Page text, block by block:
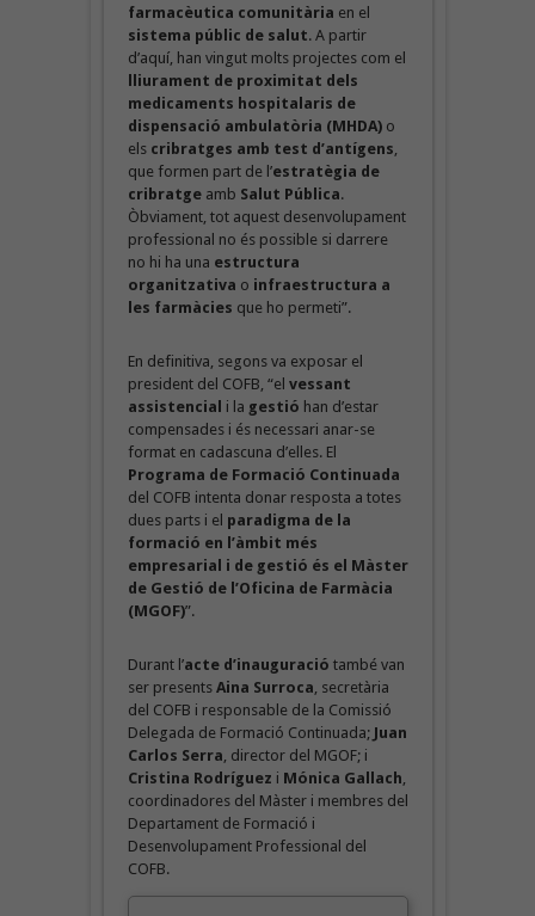
farmacèutica comunitària en el
sistema públic de salut. A partir
d’aquí, han vingut molts projectes com el
lliurament de proximitat dels
medicaments hospitalaris de
dispensació ambulatòria (MHDA)o
els cribratges amb test d’antígens
que formen part de l’estratègia de
cribratge amb Salut Pública.
Òbviament, tot aquest desenvolupament
professional no és possible si darrere
no hi ha una estructura
organitzativa o infraestructura a
les farmàcies que ho permeti”.
En definitiva, segons va exposar el
president del COFB, “el vessant
assistencial i la gestió han d’estar
compensades i és necessari anar-se
format en cadascuna d’elles. El
Programa de Formació Continuada
del COFB intenta donar resposta a totes
dues parts i el paradigma de la
formació en l’àmbit més
empresarial i de gestió és el Màster
de Gestió de l’Oficina de Farmàcia
(MGOF)”.
Durant l’acte d’inauguració també van
ser presents Aina Surroca , secretària
del COFB i responsable de la Comissió
Delegada de Formació Continuada; Juan
Carlos Serra , director del MGOF; i
Cristina Rodríguez i Mónica Gallach
coordinadores del Màster i membres del
Departament de Formació i
Desenvolupament Professional del
COFB.